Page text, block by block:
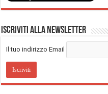
Iscriviti alla Newsletter
Il tuo indirizzo Email